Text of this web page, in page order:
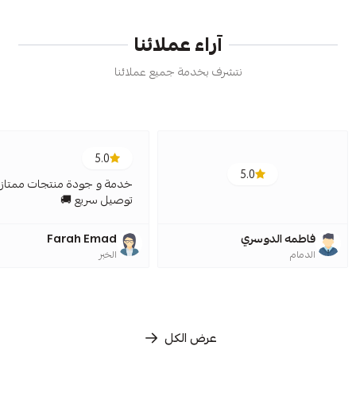
آراء عملائنا
نتشرف بخدمة جميع عملائنا
5.0
فاطمه الدوسري
الدمام
5.0
خدمة و جودة منتجات
توصيل سريع 🚚
Farah Emad
الخبر
عرض الكل